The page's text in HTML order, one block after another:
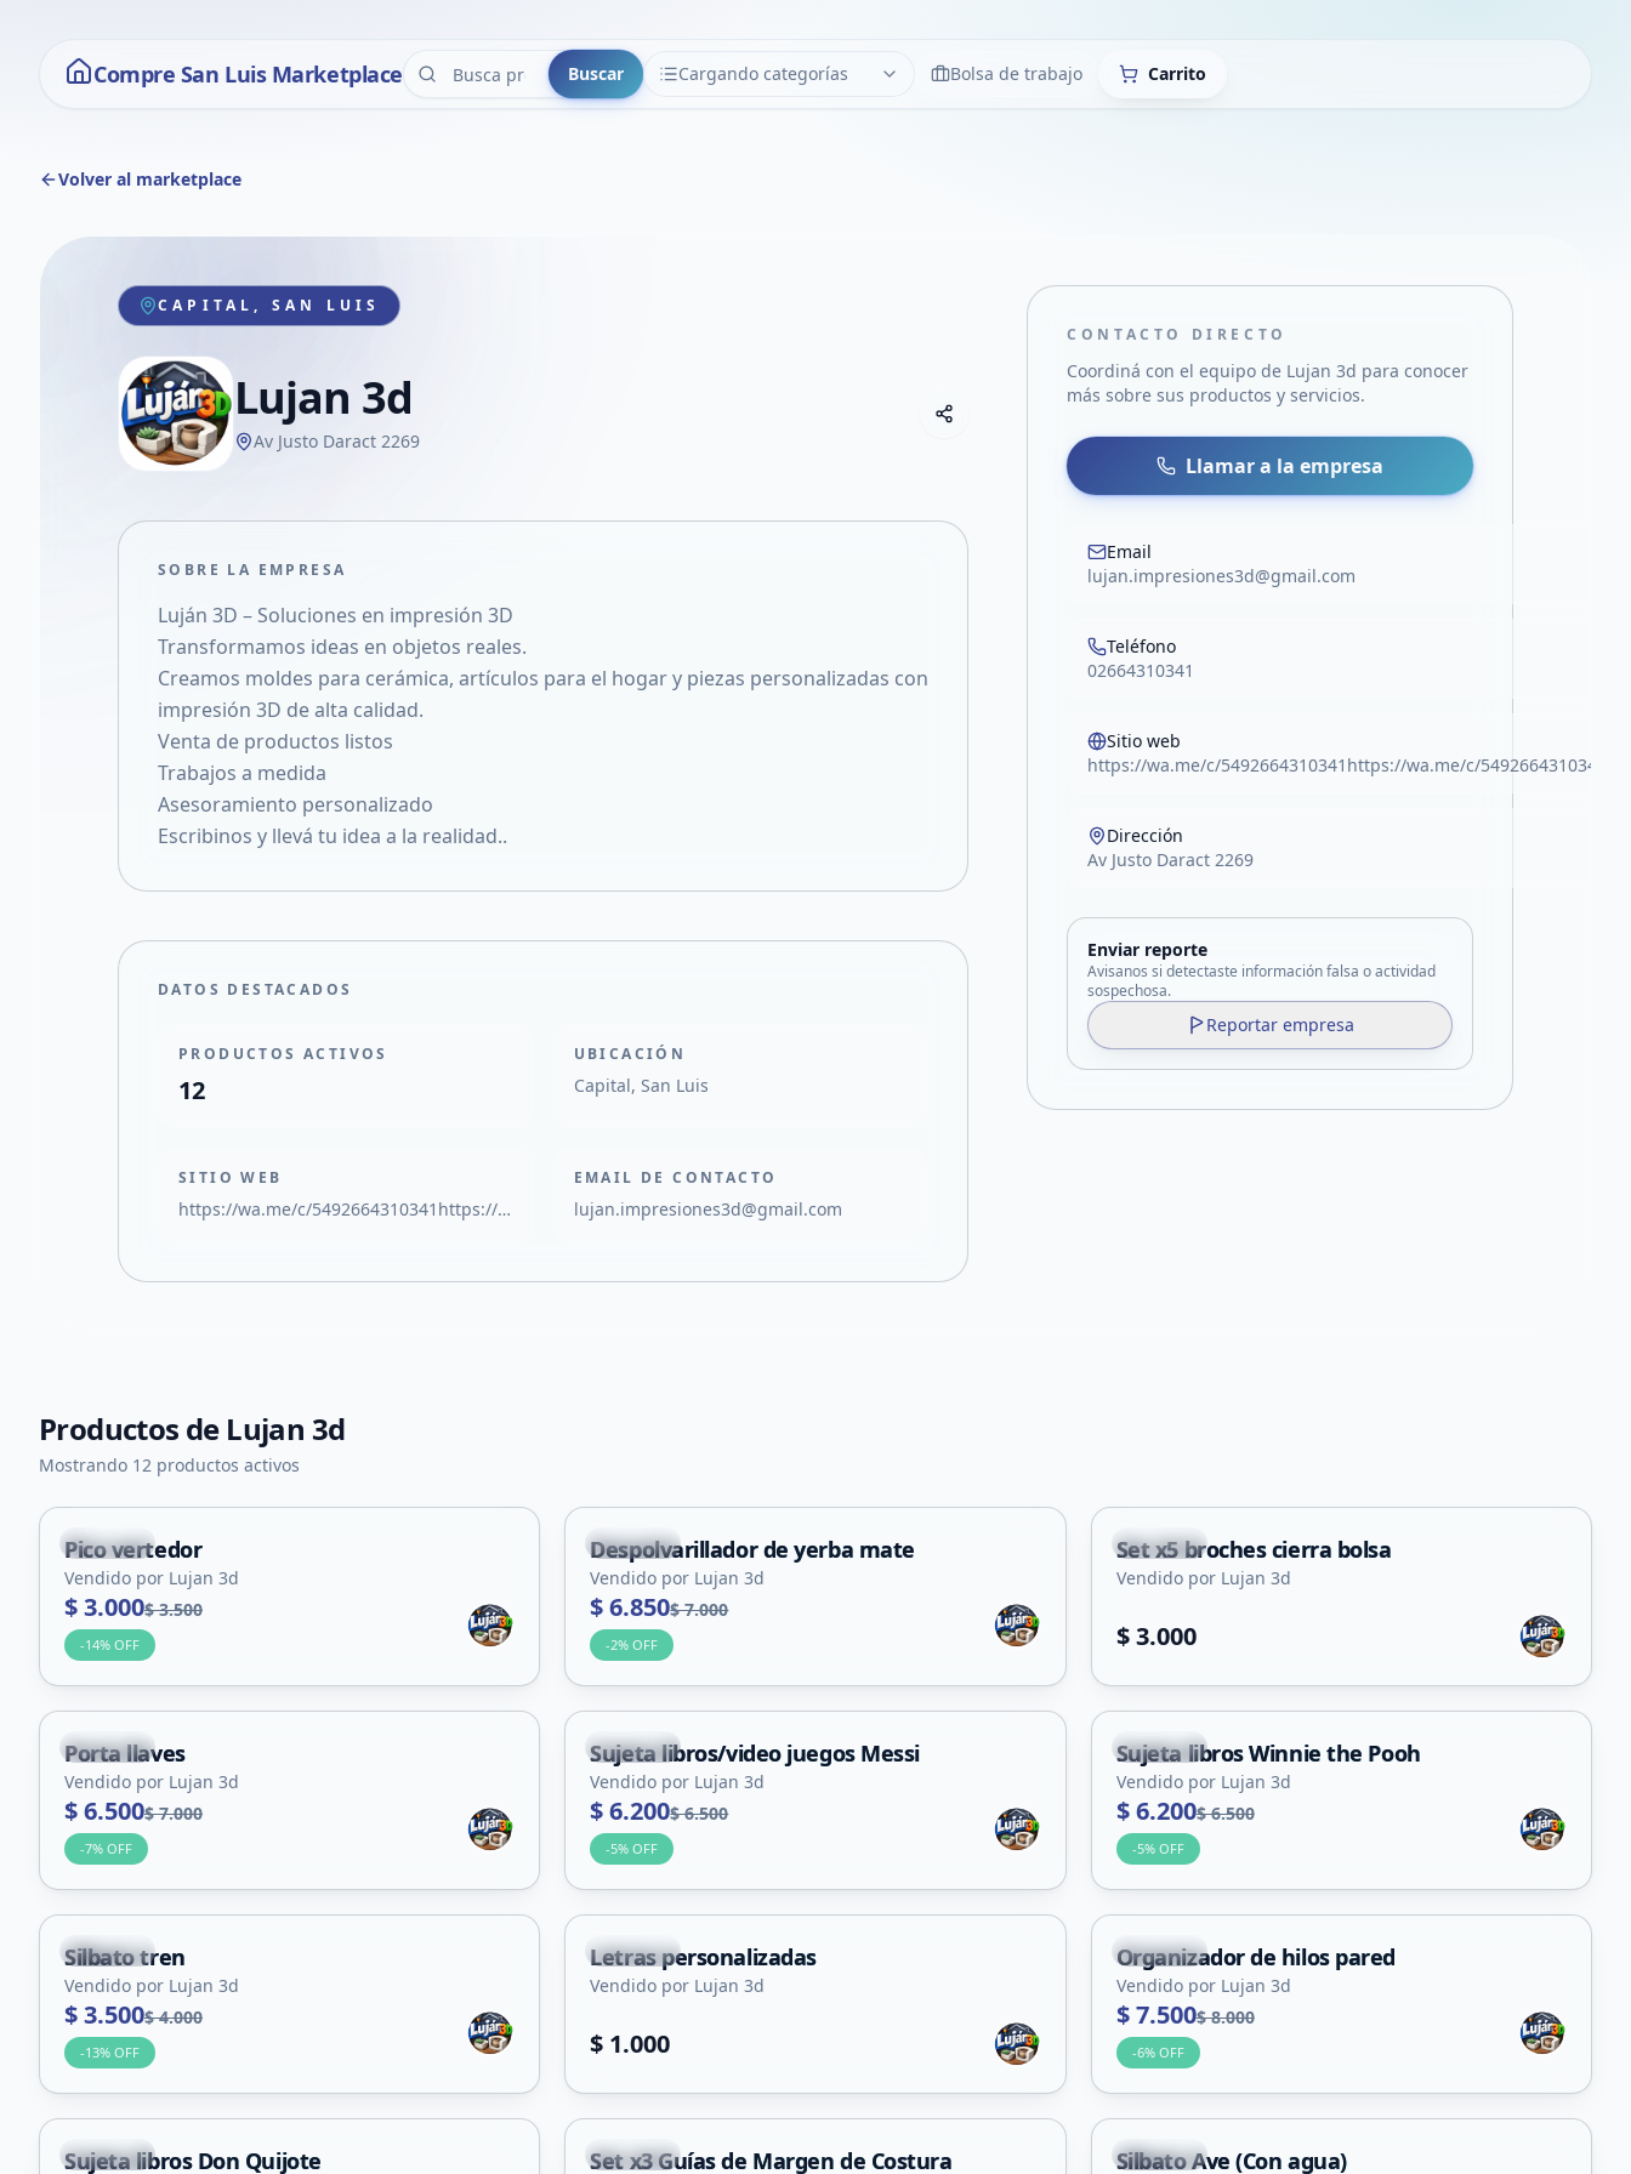
Compre San Luis Marketplace Buscar Cargando categorías
CATEGORÍAS LimpiarBolsa de trabajo Carrito
Volver al marketplace
CAPITAL, SAN LUIS
Lujan 3d
Av Justo Daract 2269
Compartir empresa
Compartir por WhatsApp
Compartir por mail
Compartir en Facebook
SOBRE LA EMPRESA
Luján 3D – Soluciones en impresión 3D
Transformamos ideas en objetos reales.
Creamos moldes para cerámica, artículos para el hogar y piezas personalizadas con
impresión 3D de alta calidad.
Venta de productos listos
Trabajos a medida
Asesoramiento personalizado
Escribinos y llevá tu idea a la realidad..
DATOS DESTACADOS
PRODUCTOS ACTIVOS
12
UBICACIÓN
Capital, San Luis
SITIO WEB
https://wa.me/c/5492664310341https://wa.me/c/5492664310341
EMAIL DE CONTACTO
lujan.impresiones3d@gmail.com
CONTACTO DIRECTO
Coordiná con el equipo de Lujan 3d para conocer
más sobre sus productos y servicios.
Llamar a la empresa
Email
lujan.impresiones3d@gmail.com
Teléfono
02664310341
Sitio web
https://wa.me/c/5492664310341https://wa.me/c/5492664310341
Dirección
Av Justo Daract 2269
Enviar reporte
Avisanos si detectaste información falsa o actividad
sospechosa.
Reportar empresa
Productos de Lujan 3d
Mostrando 12 productos activos
Capital
Pico vertedor
Vendido por Lujan 3d
$ 3.000$ 3.500
-14% OFF
Capital
Despolvarillador de yerba mate
Vendido por Lujan 3d
$ 6.850$ 7.000
-2% OFF
Capital
Set x5 broches cierra bolsa
Vendido por Lujan 3d
$ 3.000
Capital
Porta llaves
Vendido por Lujan 3d
$ 6.500$ 7.000
-7% OFF
Capital
Sujeta libros/video juegos Messi
Vendido por Lujan 3d
$ 6.200$ 6.500
-5% OFF
Capital
Sujeta libros Winnie the Pooh
Vendido por Lujan 3d
$ 6.200$ 6.500
-5% OFF
Capital
Silbato tren
Vendido por Lujan 3d
$ 3.500$ 4.000
-13% OFF
Capital
Letras personalizadas
Vendido por Lujan 3d
$ 1.000
Capital
Organizador de hilos pared
Vendido por Lujan 3d
$ 7.500$ 8.000
-6% OFF
Capital
Sujeta libros Don Quijote Capital
Set x3 Guías de Margen de Costura Capital
Silbato Ave (Con agua)